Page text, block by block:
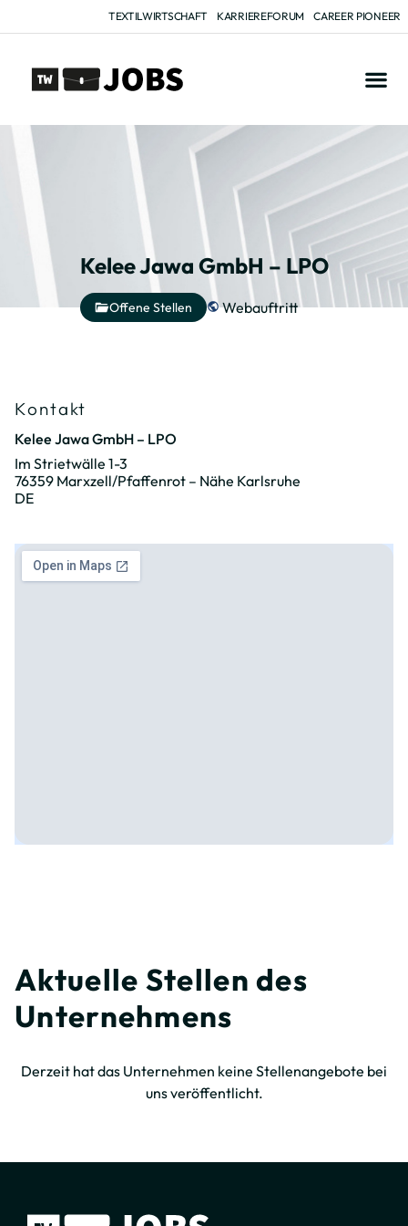
TEXTILWIRTSCHAFT KARRIEREFORUM CAREER PIONEER
Kelee Jawa GmbH – LPO
Offene Stellen Webauftritt
Kontakt
Kelee Jawa GmbH – LPO
Im Strietwälle 1-3
76359 Marxzell/Pfaffenrot – Nähe Karlsruhe
DE
Aktuelle Stellen des
Unternehmens
Derzeit hat das Unternehmen keine Stellenangebote bei
uns veröffentlicht.